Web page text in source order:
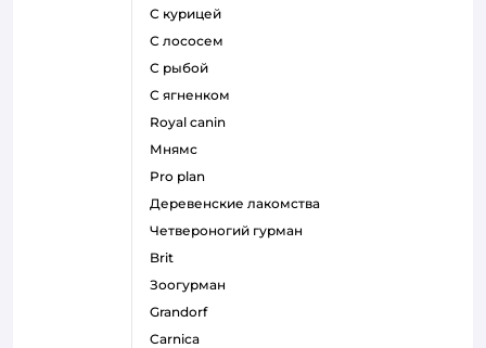
с курицей
с лососем
с рыбой
с ягненком
royal canin
мнямс
pro plan
деревенские лакомства
четвероногий гурман
brit
зоогурман
grandorf
carnica